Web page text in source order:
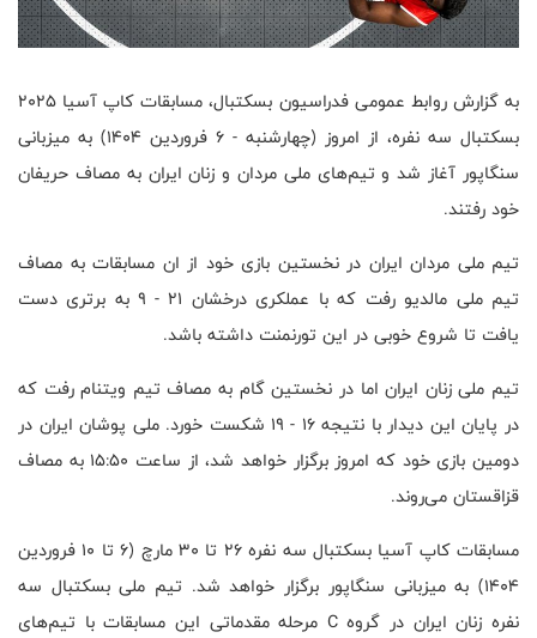
به گزارش روابط عمومی فدراسیون بسکتبال، مسابقات کاپ آسیا ۲۰۲۵
بسکتبال سه نفره، از امروز (چهارشنبه - ۶ فروردین ۱۴۰۴) به میزبانی
سنگاپور آغاز شد و تیم‌های ملی مردان و زنان ایران به مصاف حریفان
خود رفتند.
تیم ملی مردان ایران در نخستین بازی خود از ان مسابقات به مصاف
تیم ملی مالدیو رفت که با عملکری درخشان ۲۱ - ۹ به برتری دست
یافت تا شروع خوبی در این تورنمنت داشته باشد.
تیم ملی زنان ایران اما در نخستین گام به مصاف تیم ویتنام رفت که
در پایان این دیدار با نتیجه ۱۶ - ۱۹ شکست خورد. ملی پوشان ایران در
دومین بازی خود که امروز برگزار خواهد شد، از ساعت ۱۵:۵۰ به مصاف
قزاقستان می‌روند.
مسابقات کاپ آسیا بسکتبال سه نفره ۲۶ تا ۳۰ مارچ (۶ تا ۱۰ فروردین
۱۴۰۴) به میزبانی سنگاپور برگزار خواهد شد. تیم ملی بسکتبال سه
نفره زنان ایران در گروه C مرحله مقدماتی این مسابقات با تیم‌های